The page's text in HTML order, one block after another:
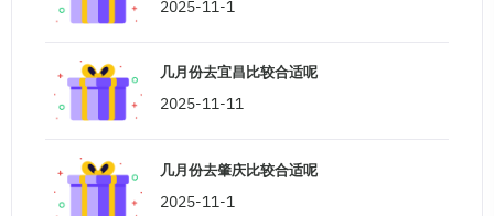
2025-11-1
几月份去宜昌比较合适呢
2025-11-11
几月份去肇庆比较合适呢
2025-11-1